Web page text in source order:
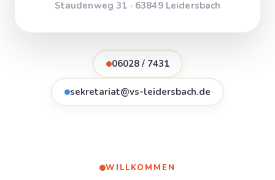
Staudenweg 31 · 63849 Leidersbach
06028 / 7431
sekretariat@vs-leidersbach.de
WILLKOMMEN